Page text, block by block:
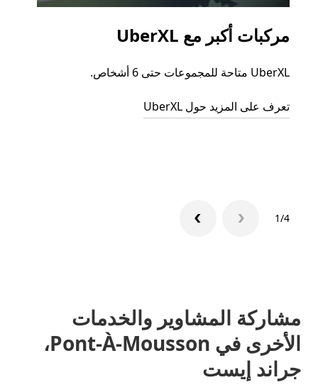
مركبات أكبر مع UberXL
UberXL متاحة للمجموعات حتى 6 أشخاص.
تعرف على المزيد حول UberXL
1/4
مشاركة المشاوير والخدمات
الأخرى في Pont-À-Mousson،
جراند إيست